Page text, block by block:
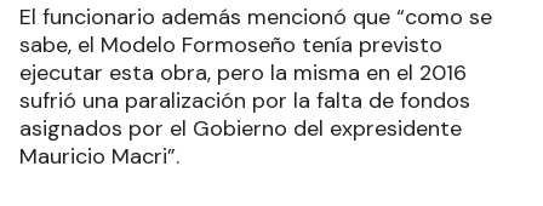
El funcionario además mencionó que “como se
sabe, el Modelo Formoseño tenía previsto
ejecutar esta obra, pero la misma en el 2016
sufrió una paralización por la falta de fondos
asignados por el Gobierno del expresidente
Mauricio Macri”.